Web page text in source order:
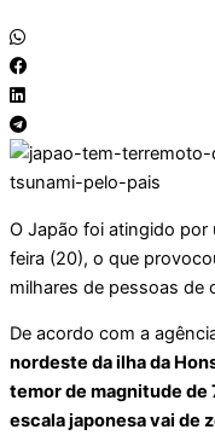
O Japão foi atingido
feira (20), o que
milhares de pessoas de
De acordo com a
nordeste da ilha da
temor de magnitude de
escala japonesa vai de